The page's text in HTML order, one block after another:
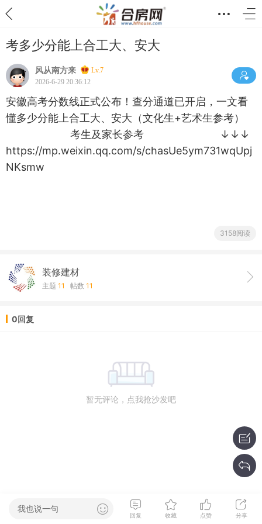
考多少分能上合工大、安大
风从南方来
Lv.7
2026-6-29 20:36:12
安徽高考分数线正式公布！查分通道已开启，一文看
懂多少分能上合工大、安大（文化生+艺术生参考）
考生及家长参考 ↓↓↓
https://mp.weixin.qq.com/s/chasUe5ym731wqUpj
NKsmw
3158阅读
装修建材
主题 11 帖数 11
0回复
暂无评论，点我抢沙发吧
我也说一句
回复 收藏 点赞 分享